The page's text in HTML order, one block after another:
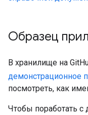
Образец
В хранилище на
демонстрационное
посмотреть, как
Чтобы поработать